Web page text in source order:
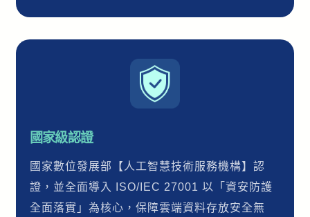
國家級認證
國家數位發展部【人工智慧技術服務機構】認
證，並全面導入 ISO/IEC 27001 以「資安防護
全面落實」為核心，保障雲端資料存放安全無